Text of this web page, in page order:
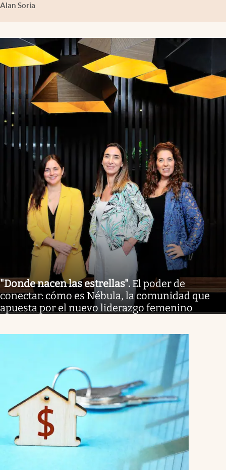
Alan Soria
"Donde nacen las estrellas". El poder de
conectar: cómo es Nébula, la comunidad que
apuesta por el nuevo liderazgo femenino